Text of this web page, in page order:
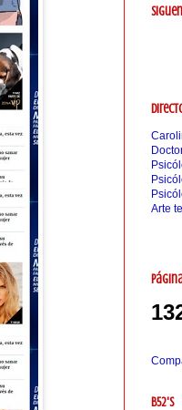
Arte
B52's